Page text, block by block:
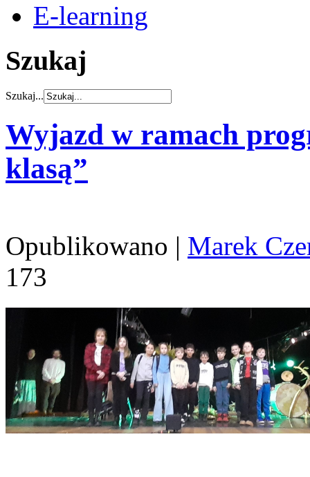
E-learning
Szukaj
Szukaj...
Wyjazd w ramach
klasą”
Opublikowano | Marek
173